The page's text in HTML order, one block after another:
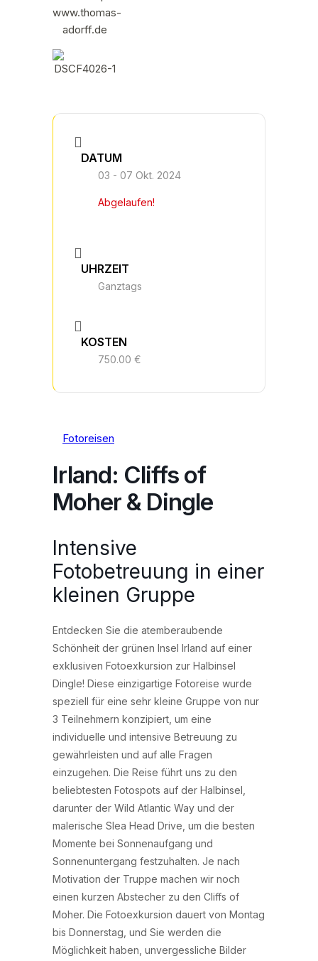
DATUM
03 - 07 Okt. 2024
Abgelaufen!
UHRZEIT
Ganztags
KOSTEN
750.00 €
Fotoreisen
Irland: Cliffs of
Moher & Dingle
Intensive
Fotobetreuung in einer
kleinen Gruppe
Entdecken Sie die atemberaubende
Schönheit der grünen Insel Irland auf einer
exklusiven Fotoexkursion zur Halbinsel
Dingle! Diese einzigartige Fotoreise wurde
speziell für eine sehr kleine Gruppe von nur
3 Teilnehmern konzipiert, um eine
individuelle und intensive Betreuung zu
gewährleisten und auf alle Fragen
einzugehen. Die Reise führt uns zu den
beliebtesten Fotospots auf der Halbinsel,
darunter der Wild Atlantic Way und der
malerische Slea Head Drive, um die besten
Momente bei Sonnenaufgang und
Sonnenuntergang festzuhalten. Je nach
Motivation der Truppe machen wir noch
einen kurzen Abstecher zu den Cliffs of
Moher. Die Fotoexkursion dauert von Montag
bis Donnerstag, und Sie werden die
Möglichkeit haben, unvergessliche Bilder